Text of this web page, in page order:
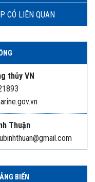
CÓ LIÊN QUAN
thủy VN
Thuận
BIỂN